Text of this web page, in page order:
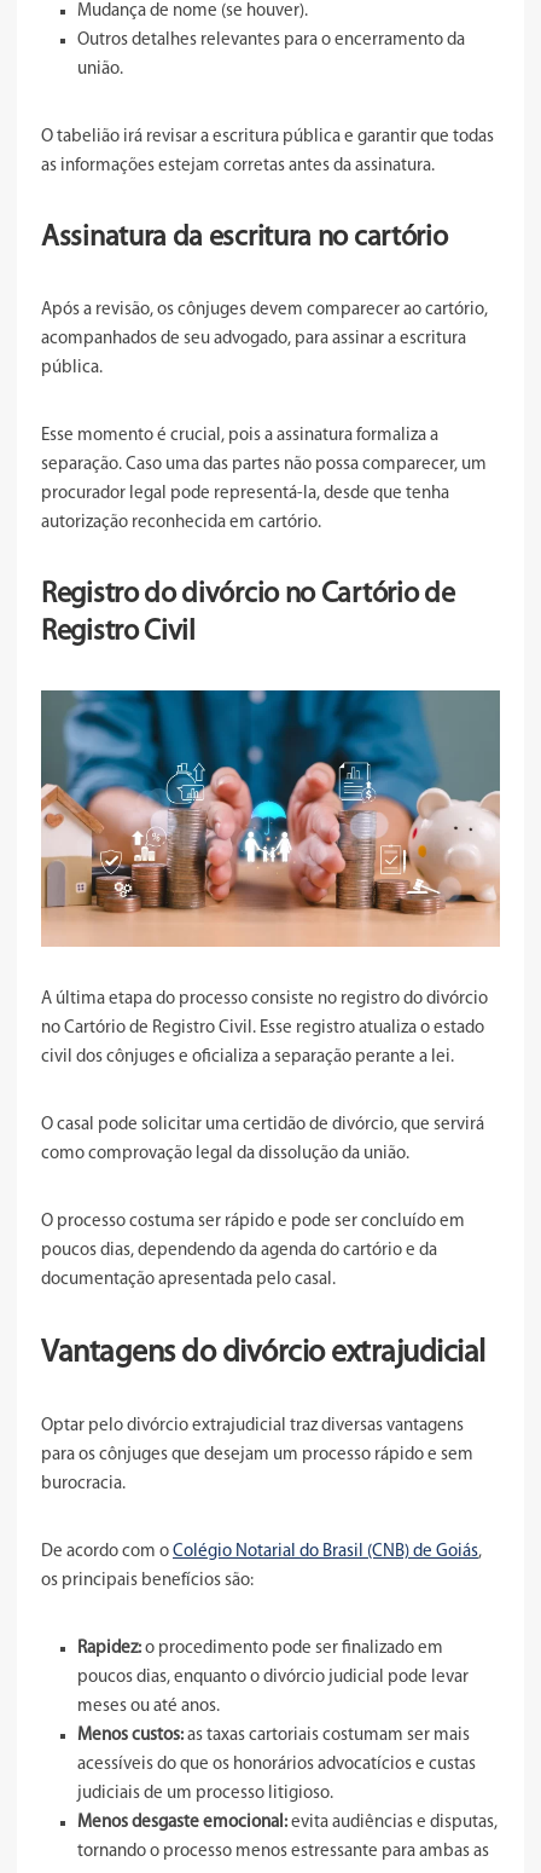
Mudança de nome (se houver).
Outros detalhes relevantes para o encerramento da
união.
O tabelião irá revisar a escritura pública e garantir que todas
as informações estejam corretas antes da assinatura.
Assinatura da escritura no cartório
Após a revisão, os cônjuges devem comparecer ao cartório,
acompanhados de seu advogado, para assinar a escritura
pública.
Esse momento é crucial, pois a assinatura formaliza a
separação. Caso uma das partes não possa comparecer, um
procurador legal pode representá-la, desde que tenha
autorização reconhecida em cartório.
Registro do divórcio no Cartório de
Registro Civil
A última etapa do processo consiste no registro do divórcio
no Cartório de Registro Civil. Esse registro atualiza o estado
civil dos cônjuges e oficializa a separação perante a lei.
O casal pode solicitar uma certidão de divórcio, que servirá
como comprovação legal da dissolução da união.
O processo costuma ser rápido e pode ser concluído em
poucos dias, dependendo da agenda do cartório e da
documentação apresentada pelo casal.
Vantagens do divórcio extrajudicial
Optar pelo divórcio extrajudicial traz diversas vantagens
para os cônjuges que desejam um processo rápido e sem
burocracia.
De acordo com o Colégio Notarial do Brasil (CNB) de Goiás,
os principais benefícios são:
Rapidez: o procedimento pode ser finalizado em
poucos dias, enquanto o divórcio judicial pode levar
meses ou até anos.
Menos custos: as taxas cartoriais costumam ser mais
acessíveis do que os honorários advocatícios e custas
judiciais de um processo litigioso.
Menos desgaste emocional: evita audiências e disputas,
tornando o processo menos estressante para ambas as